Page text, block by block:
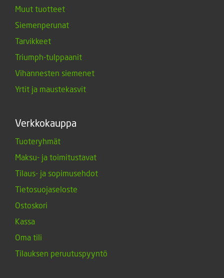
Muut tuotteet
Siemenperunat
Tarvikkeet
Triumph-tulppaanit
Vihannesten siemenet
Yrtit ja maustekasvit
Verkkokauppa
Tuoteryhmät
Maksu- ja toimitustavat
Tilaus- ja sopimusehdot
Tietosuojaseloste
Ostoskori
Kassa
Oma tili
Tilauksen peruutuspyyntö